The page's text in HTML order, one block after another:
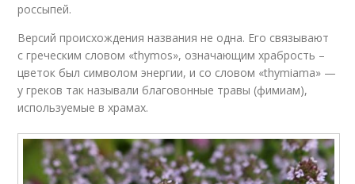
россыпей.
Версий происхождения названия не одна. Его связывают
с греческим словом «thymos», означающим храбрость –
цветок был символом энергии, и со словом «thymiama» —
у греков так называли благовонные травы (фимиам),
используемые в храмах.